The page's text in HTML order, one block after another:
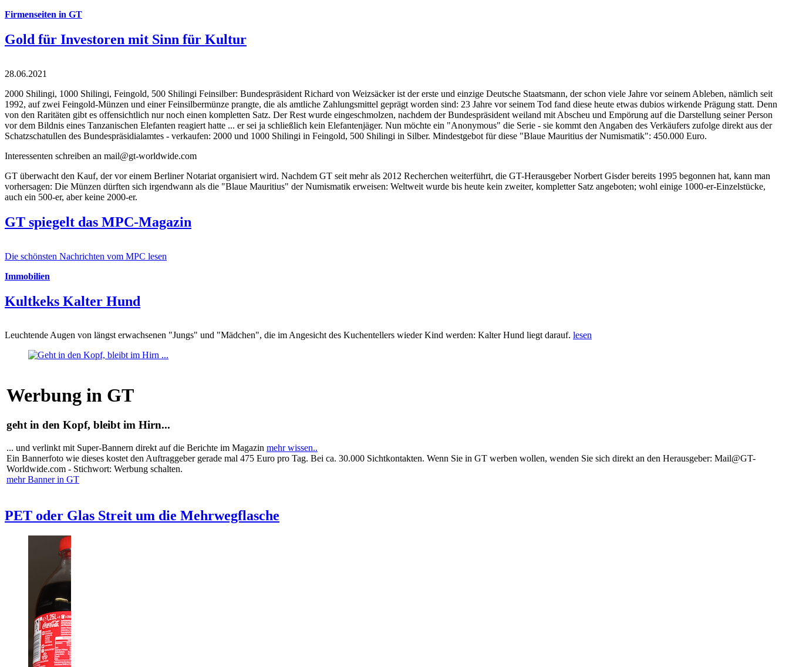
Firmenseiten in GT
Gold für Investoren mit Sinn für Kultur
28.06.2021
2000 Shilingi, 1000 Shilingi, Feingold, 500 Shilingi Feinsilber: Bundespräsident Richard von Weizsäcker ist der erste und einzige Deutsche Staatsmann, der schon viele Jahre vor seinem Ableben, nämlich seit
1992, auf zwei Feingold-Münzen und einer Feinsilbermünze prangte, die als amtliche Zahlungsmittel geprägt worden sind: 23 Jahre vor seinem Tod fand diese heute etwas dubios wirkende Prägung statt. Denn
von den Raritäten gibt es offensichtlich nur noch einen kompletten Satz. Der Rest wurde eingeschmolzen, nachdem der Bundespräsident weiland mit Abscheu und Empörung auf die Darstellung seiner Person
vor dem Bildnis eines Tanzanischen Elefanten reagiert hatte ... er sei ja schließlich kein Elefantenjäger. Nun möchte ein "Anonymous" die Serie - sie kommt den Angaben des Verkäufers zufolge direkt aus der
Schatzschatullen des Bundespräsidialamtes - verkaufen: 2000 und 1000 Shilingi in Feingold, 500 Shilingi in Silber. Mindestgebot für diese "Blaue Mauritius der Numismatik": 450.000 Euro.
Interessenten schreiben an mail@gt-worldwide.com
GT überwacht den Kauf, der vor einem Berliner Notariat organisiert wird. Nachdem GT seit mehr als 2012 Recherchen weiterführt, die GT-Herausgeber Norbert Gisder bereits 1995 begonnen hat, kann man
vorhersagen: Die Münzen dürften sich irgendwann als die "Blaue Mauritius" der Numismatik erweisen: Weltweit wurde bis heute kein zweiter, kompletter Satz angeboten; wohl einige 1000-er-Einzelstücke,
auch ein 500-er, aber keine 2000-er.
GT spiegelt das MPC-Magazin
Die schönsten Nachrichten vom MPC lesen
Immobilien
Kultkeks Kalter Hund
Leuchtende Augen von längst erwachsenen "Jungs" und "Mädchen", die im Angesicht des Kuchentellers wieder Kind werden: Kalter Hund liegt darauf. lesen
Werbung in GT
geht in den Kopf, bleibt im Hirn...
... und verlinkt mit Super-Bannern direkt auf die Berichte im Magazin mehr wissen..
Ein Bannerfoto wie dieses kostet den Auftraggeber gerade mal 475 Euro pro Tag. Bei ca. 30.000 Sichtkontakten. Wenn Sie in GT werben wollen, wenden Sie sich direkt an den Herausgeber: Mail@GT-
Worldwide.com - Stichwort: Werbung schalten.
mehr Banner in GT
PET oder Glas Streit um die Mehrwegflasche